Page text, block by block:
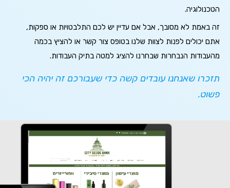
הטכנולוגיה.
זה באמת לא מסובך, אבל אם עדיין יש לכם התלבטויות או ספקות,
אתם יכולים לפנות לצוות שלנו בטופס צור קשר או להציץ בכמה
מהעבודות הנבחרות שבחרנו להציג למטה בתיק העבודות.
תזכרו שאנחנו עובדים קשה כדי שעבורכם זה יהיה הכי
פשוט.